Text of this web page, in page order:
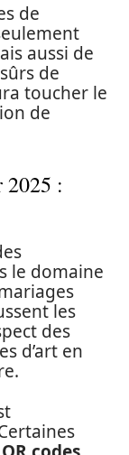
de
aussi de
de
toucher le
de
2025 :
le domaine
les
des
d’art en